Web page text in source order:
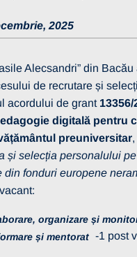
2025
Alecsandri” din Bacău
de recrutare și
acordului de grant 13356/
digitală pentru
preuniversitar
și selecția personalului
din fonduri europene
organizare și
și mentorat -1 post